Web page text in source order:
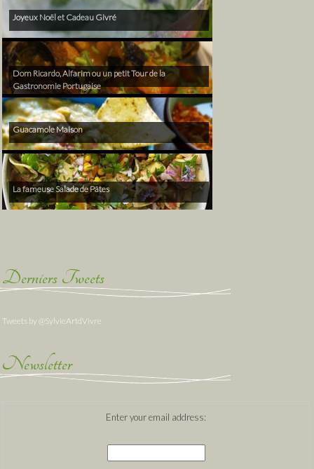
Joyeux Noël et Cadeau Givré
Dom Ricardo, Alfarim ou un petit Tour de la
Gastronomie Portugaise
Guacamole Maison
La fameuse Salade de Pâtes
Derniers Tweets
Tweets by @SylvieArtdVivre
Newsletter
Enter your email address: